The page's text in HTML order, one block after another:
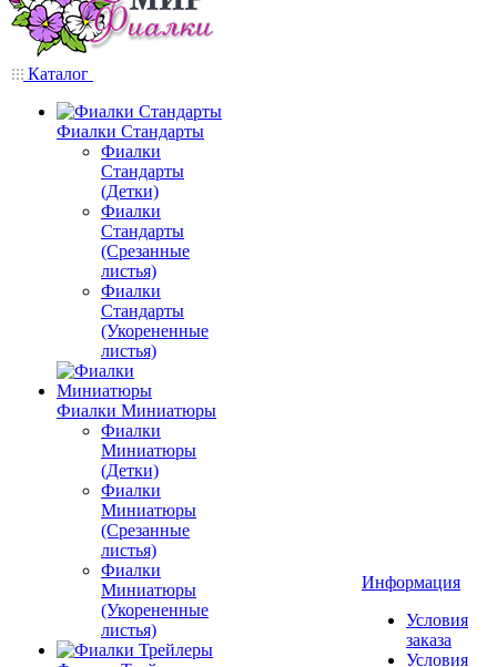
Каталог
Фиалки Стандарты
Фиалки
Стандарты
(Детки)
Фиалки
Стандарты
(Срезанные
листья)
Фиалки
Стандарты
(Укорененные
листья)
Фиалки Миниатюры
Фиалки
Миниатюры
(Детки)
Фиалки
Миниатюры
(Срезанные
листья)
Фиалки
Миниатюры
(Укорененные
листья)
Информация
Условия
заказа
Условия